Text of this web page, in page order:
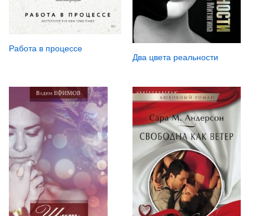
Работа в процессе
Два цвета реальности